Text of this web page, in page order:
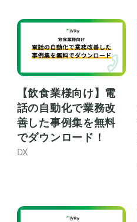
【飲食業様向け】電
話の自動化で業務改
善した事例集を無料
でダウンロード！
DX